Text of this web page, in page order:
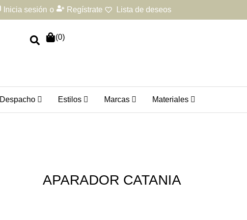
Inicia sesión o Regístrate Lista de deseos
(0)
Despacho Estilos Marcas Materiales
APARADOR CATANIA